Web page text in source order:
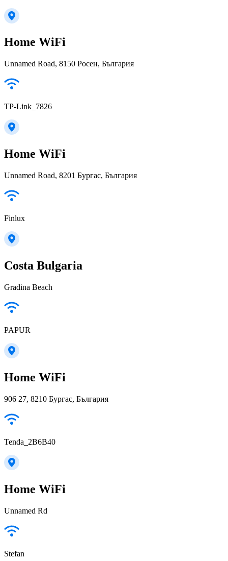
Home WiFi
Unnamed Road, 8150 Росен, България
TP-Link_7826
Home WiFi
Unnamed Road, 8201 Бургас, България
Finlux
Costa Bulgaria
Gradina Beach
PAPUR
Home WiFi
906 27, 8210 Бургас, България
Tenda_2B6B40
Home WiFi
Unnamed Rd
Stefan